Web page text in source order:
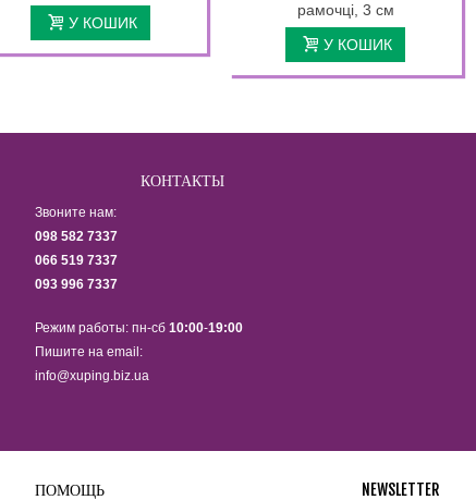
У КОШИК
рамочці, 3 см
У КОШИК
КОНТАКТЫ
Звоните нам:
098 582 7337
066 519 7337
093 996 7337
Режим работы: пн-сб 10:00-19:00
Пишите на email:
info@xuping.biz.ua
ПОМОЩЬ NEWSLETTER